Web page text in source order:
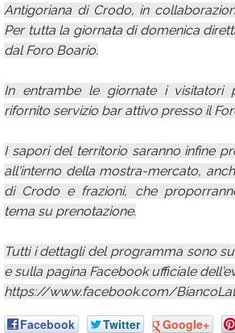
Antigoriana di Crodo, in
Per tutta la giornata di domenica
dal Foro Boario.
In entrambe le giornate i visitatori
rifornito servizio bar attivo presso il
I sapori del territorio saranno infine
all'interno della mostra-mercato,
di Crodo e frazioni, che
tema su prenotazione.
Tutti i dettagli del programma sono
e sulla pagina Facebook ufficiale
https://www.facebook.com/
Facebook Twitter Google+